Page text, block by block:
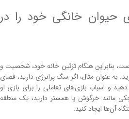
حیوان خانگی خود را در
بنابراین هنگام تزئین خانه خود، شخصیت و
به عنوان مثال، اگر سگ پرانرژی دارید، فضای
دهید و اسباب بازی‌های تعاملی را برای بازی او
مانند خرگوش یا همستر دارید، یک منطقه
آن‌ها ایجاد کنید.